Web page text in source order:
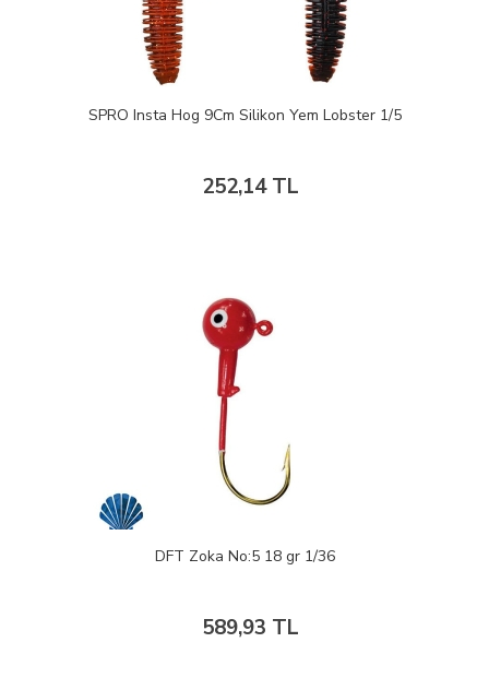
SPRO Insta Hog 9Cm Silikon Yem Lobster 1/5
252,14 TL
DFT Zoka No:5 18 gr 1/36
589,93 TL